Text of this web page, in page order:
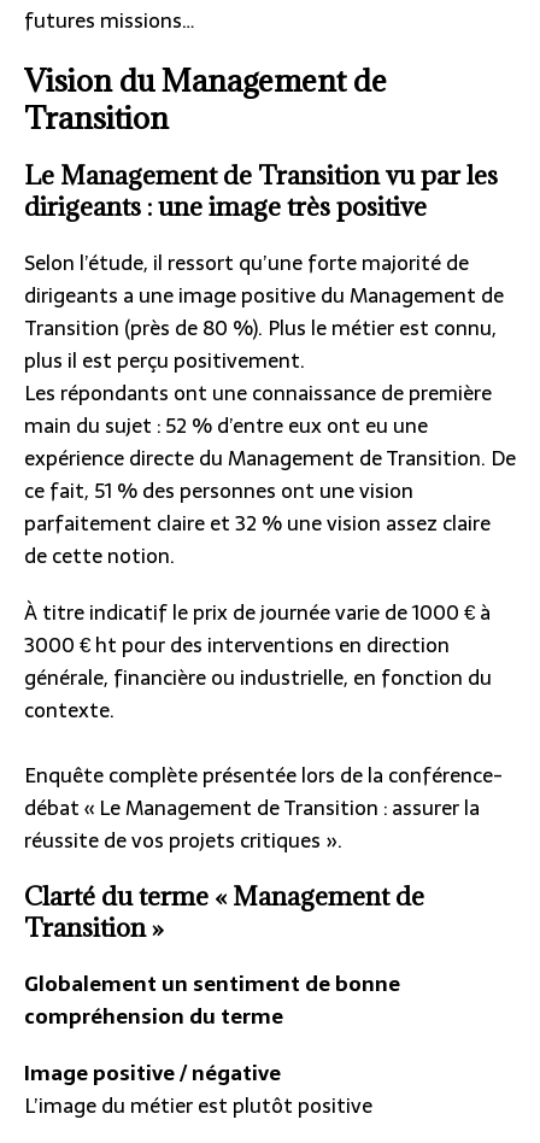
futures missions…
Vision du Management de
Transition
Le Management de Transition vu par les
dirigeants : une image très positive
Selon l’étude, il ressort qu’une forte majorité de
dirigeants a une image positive du Management de
Transition (près de 80 %). Plus le métier est connu,
plus il est perçu positivement.
Les répondants ont une connaissance de première
main du sujet : 52 % d’entre eux ont eu une
expérience directe du Management de Transition. De
ce fait, 51 % des personnes ont une vision
parfaitement claire et 32 % une vision assez claire
de cette notion.
À titre indicatif le prix de journée varie de 1000 € à
3000 € ht pour des interventions en direction
générale, financière ou industrielle, en fonction du
contexte.
Enquête complète présentée lors de la conférence-
débat « Le Management de Transition : assurer la
réussite de vos projets critiques ».
Clarté du terme « Management de
Transition »
Globalement un sentiment de bonne
compréhension du terme
Image positive / négative
L’image du métier est plutôt positive